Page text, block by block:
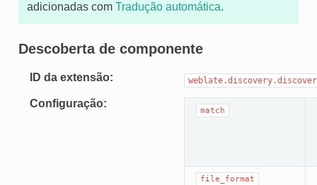
adicionadas com Tradução automática.
Descoberta de componente
ID da extensão
Configuração
match
file_format